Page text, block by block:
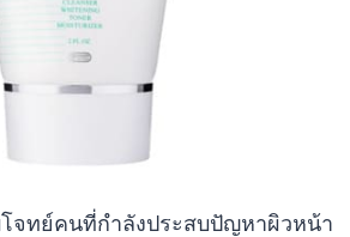
จทย์คนที่กำลังประสบปัญหาผิวหน้า